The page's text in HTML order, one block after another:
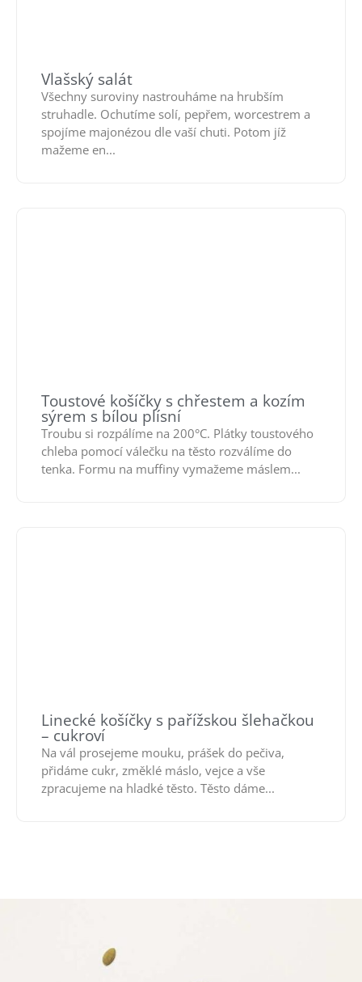
Vlašský salát
Všechny suroviny nastrouháme na hrubším
struhadle. Ochutíme solí, pepřem, worcestrem a
spojíme majonézou dle vaší chuti. Potom jíž
mažeme en...
Toustové košíčky s chřestem a kozím
sýrem s bílou plísní
Troubu si rozpálíme na 200°C. Plátky toustového
chleba pomocí válečku na těsto rozválíme do
tenka. Formu na muffiny vymažeme máslem...
Linecké košíčky s pařížskou šlehačkou
– cukroví
Na vál prosejeme mouku, prášek do pečiva,
přidáme cukr, změklé máslo, vejce a vše
zpracujeme na hladké těsto. Těsto dáme...